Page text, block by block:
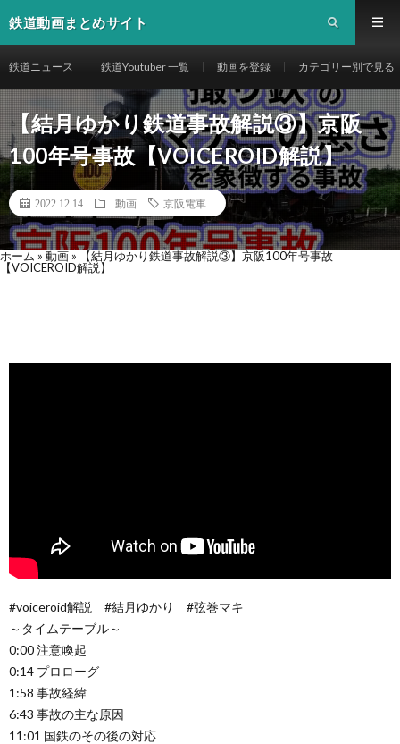
鉄道動画まとめサイト
鉄道ニュース 鉄道Youtuber 一覧 動画を登録 カテゴリー別で見る
【結月ゆかり鉄道事故解説③】京阪
100年号事故【VOICEROID解説】
2022.12.14 動画 京阪電車
ホーム » 動画 » 【結月ゆかり鉄道事故解説③】京阪100年号事故
【VOICEROID解説】
#voiceroid解説 #結月ゆかり #弦巻マキ
～タイムテーブル～
0:00 注意喚起
0:14 プロローグ
1:58 事故経緯
6:43 事故の主な原因
11:01 国鉄のその後の対応